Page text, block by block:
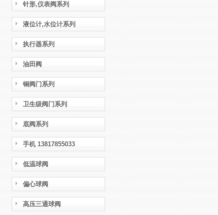
针形,仪表阀系列
液位计,水位计系列
执行器系列
油田阀
铜阀门系列
卫生级阀门系列
底阀系列
手机 13817855033
低温球阀
偏心球阀
高压三通球阀